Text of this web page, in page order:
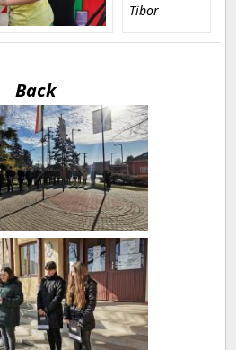
Tibor
Back